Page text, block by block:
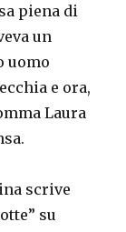
piena di
un
uomo
e ora,
Laura
scrive
su